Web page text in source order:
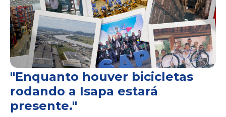
"Enquanto houver bicicletas
rodando a Isapa estará
presente."